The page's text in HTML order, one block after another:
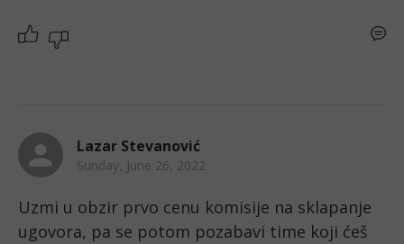
Lazar Stevanović
Sunday, June 26, 2022
Uzmi u obzir prvo cenu komisije na sklapanje
ugovora, pa se potom pozabavi time koji ćeš